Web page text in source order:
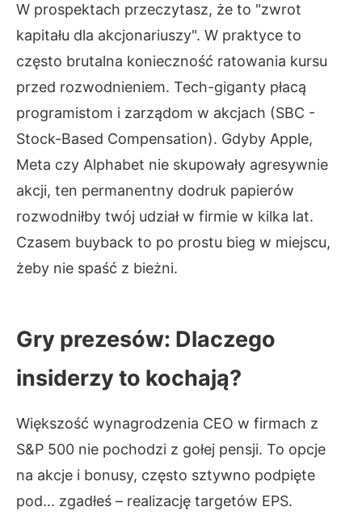
W prospektach przeczytasz, że to "zwrot
kapitału dla akcjonariuszy". W praktyce to
często brutalna konieczność ratowania kursu
przed rozwodnieniem. Tech-giganty płacą
programistom i zarządom w akcjach (SBC -
Stock-Based Compensation). Gdyby Apple,
Meta czy Alphabet nie skupowały agresywnie
akcji, ten permanentny dodruk papierów
rozwodniłby twój udział w firmie w kilka lat.
Czasem buyback to po prostu bieg w miejscu,
żeby nie spaść z bieżni.
Gry prezesów: Dlaczego
insiderzy to kochają?
Większość wynagrodzenia CEO w firmach z
S&P 500 nie pochodzi z gołej pensji. To opcje
na akcje i bonusy, często sztywno podpięte
pod... zgadłeś – realizację targetów EPS.